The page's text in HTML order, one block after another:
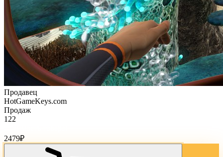
Продавец
HotGameKeys.com
Продаж
122
2479₽